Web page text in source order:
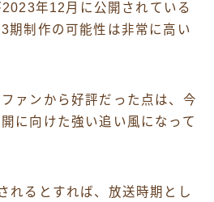
年12月に公開されている
期制作の可能性は非常に高い
ァンから好評だった点は、今
に向けた強い追い風になって
れるとすれば、放送時期とし